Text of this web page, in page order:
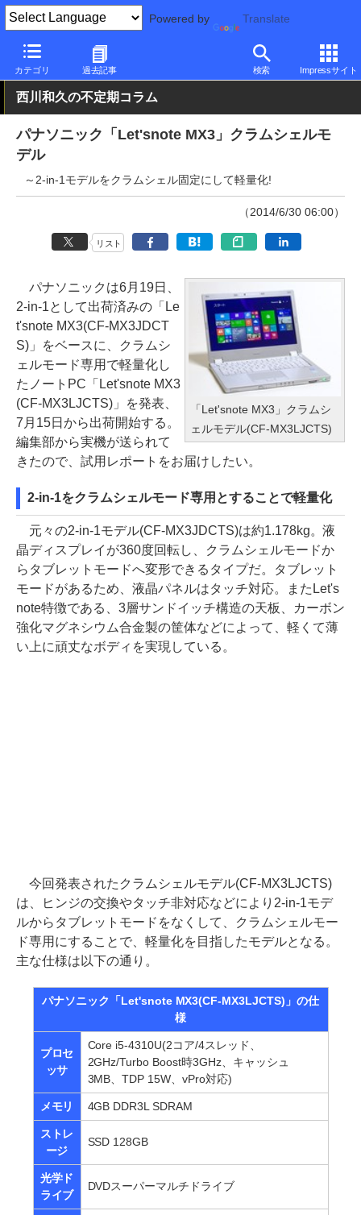
Powered by Translate
カテゴリ 過去記事 検索 Impressサイト
PC Watch パソコン/タブレット/スマートフォン モバイルノート
西川和久の不定期コラム
パナソニック「Let'snote MX3」クラムシェルモ
デル
～2-in-1モデルをクラムシェル固定にして軽量化!
（2014/6/30 06:00）
リスト
「Let'snote MX3」クラムシ
ェルモデル(CF-MX3LJCTS)
パナソニックは6月19日、
2-in-1として出荷済みの「Le
t'snote MX3(CF-MX3JDCT
S)」をベースに、クラムシ
ェルモード専用で軽量化し
たノートPC「Let'snote MX3
(CF-MX3LJCTS)」を発表、
7月15日から出荷開始する。
編集部から実機が送られて
きたので、試用レポートをお届けしたい。
2-in-1をクラムシェルモード専用とすることで軽量化
元々の2-in-1モデル(CF-MX3JDCTS)は約1.178kg。液
晶ディスプレイが360度回転し、クラムシェルモードか
らタブレットモードへ変形できるタイプだ。タブレット
モードがあるため、液晶パネルはタッチ対応。またLet's
note特徴である、3層サンドイッチ構造の天板、カーボン
強化マグネシウム合金製の筐体などによって、軽くて薄
い上に頑丈なボディを実現している。
今回発表されたクラムシェルモデル(CF-MX3LJCTS)
は、ヒンジの交換やタッチ非対応などにより2-in-1モデ
ルからタブレットモードをなくして、クラムシェルモー
ド専用にすることで、軽量化を目指したモデルとなる。
主な仕様は以下の通り。
パナソニック「Let'snote MX3(CF-MX3LJCTS)」の仕
様
プロセ
ッサ
Core i5-4310U(2コア/4スレッド、
2GHz/Turbo Boost時3GHz、キャッシュ
3MB、TDP 15W、vPro対応)
メモリ 4GB DDR3L SDRAM
ストレ
ージ
SSD 128GB
光学ド
ライブ
DVDスーパーマルチドライブ